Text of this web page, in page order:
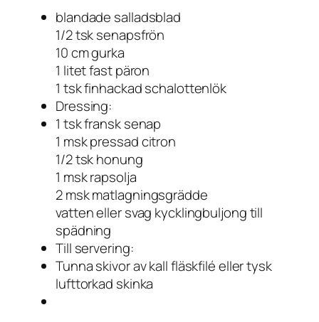
blandade salladsblad
1/2 tsk senapsfrön
10 cm gurka
1 litet fast päron
1 tsk finhackad schalottenlök
Dressing:
1 tsk fransk senap
1 msk pressad citron
1/2 tsk honung
1 msk rapsolja
2 msk matlagningsgrädde
vatten eller svag kycklingbuljong till
spädning
Till servering:
Tunna skivor av kall fläskfilé eller tysk
lufttorkad skinka